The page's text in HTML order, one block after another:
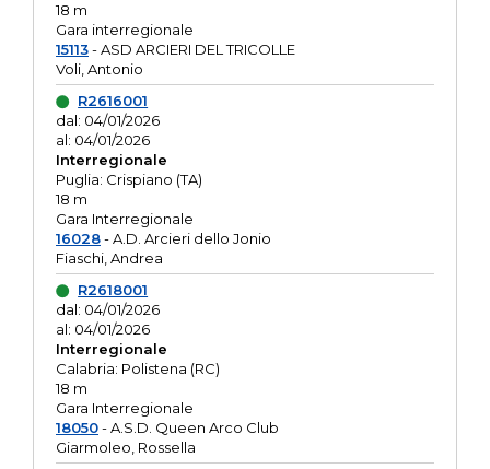
18 m
Gara interregionale
15113- ASD ARCIERI DEL TRICOLLE
Voli, Antonio
R2616001
dal: 04/01/2026
al: 04/01/2026
Interregionale
Puglia: Crispiano (TA)
18 m
Gara Interregionale
16028- A.D. Arcieri dello Jonio
Fiaschi, Andrea
R2618001
dal: 04/01/2026
al: 04/01/2026
Interregionale
Calabria: Polistena (RC)
18 m
Gara Interregionale
18050- A.S.D. Queen Arco Club
Giarmoleo, Rossella